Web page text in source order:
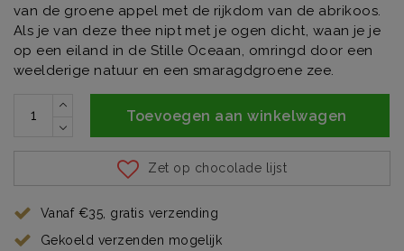
van de groene appel met de rijkdom van de abrikoos.
Als je van deze thee nipt met je ogen dicht, waan je je
op een eiland in de Stille Oceaan, omringd door een
weelderige natuur en een smaragdgroene zee.
Toevoegen aan winkelwagen
Zet op chocolade lijst
Vanaf €35, gratis verzending
Gekoeld verzenden mogelijk